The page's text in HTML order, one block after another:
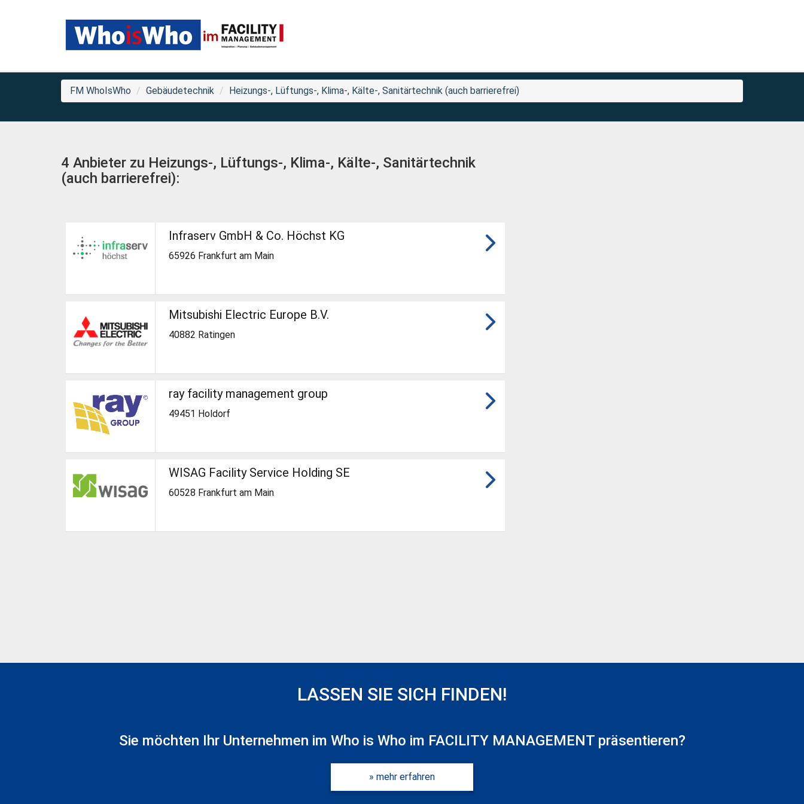
FM WhoIsWho Gebäudetechnik Heizungs-, Lüftungs-, Klima-, Kälte-, Sanitärtechnik (auch barrierefrei)
4 Anbieter zu Heizungs-, Lüftungs-, Klima-, Kälte-, Sanitärtechnik
(auch barrierefrei):
Infraserv GmbH & Co. Höchst KG
65926 Frankfurt am Main
Mitsubishi Electric Europe B.V.
40882 Ratingen
ray facility management group
49451 Holdorf
WISAG Facility Service Holding SE
60528 Frankfurt am Main
LASSEN SIE SICH FINDEN!
Sie möchten Ihr Unternehmen im Who is Who im FACILITY MANAGEMENT präsentieren?
» mehr erfahren